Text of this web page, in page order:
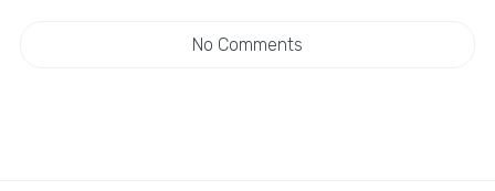
No Comments